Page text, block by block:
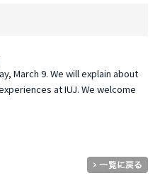
March 9. We will explain about
at IUJ. We welcome